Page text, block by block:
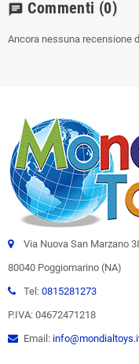
chat Commenti (0)
Ancora nessuna recensione
Via Nuova San Marzano
80040 Poggiomarino (NA)
Tel: 0815281273
P.IVA: 04672471218
Email: